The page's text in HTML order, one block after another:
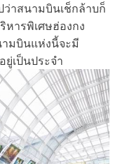
ว่าสนามบินเช็กล้าบก็
หารพิเศษฮ่องกง
มบินแห่งนี้จะมี
เป็นประจำ